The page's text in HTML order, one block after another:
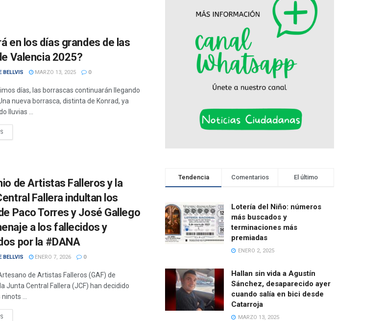
en los días grandes de las
Valencia 2025?
BELLVIS MARZO 13, 2025 0
días, las borrascas continuarán llegando
nueva borrasca, distinta de Konrad, ya
lluvias ...
de Artistas Falleros y la
Fallera indultan los
Paco Torres y José Gallego
a los fallecidos y
por la #DANA
BELLVIS ENERO 7, 2026 0
de Artistas Falleros (GAF) de
Junta Central Fallera (JCF) han decidido
...
Tendencia Comentarios El último
Lotería del Niño: números
más buscados y
terminaciones más
premiadas
ENERO 2, 2025
Hallan sin vida a Agustín
Sánchez, desaparecido ayer
cuando salía en bici desde
Catarroja
MARZO 13, 2025